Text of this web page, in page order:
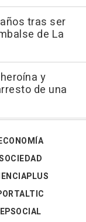
tras ser
de La
y
de una
EPSOCIAL